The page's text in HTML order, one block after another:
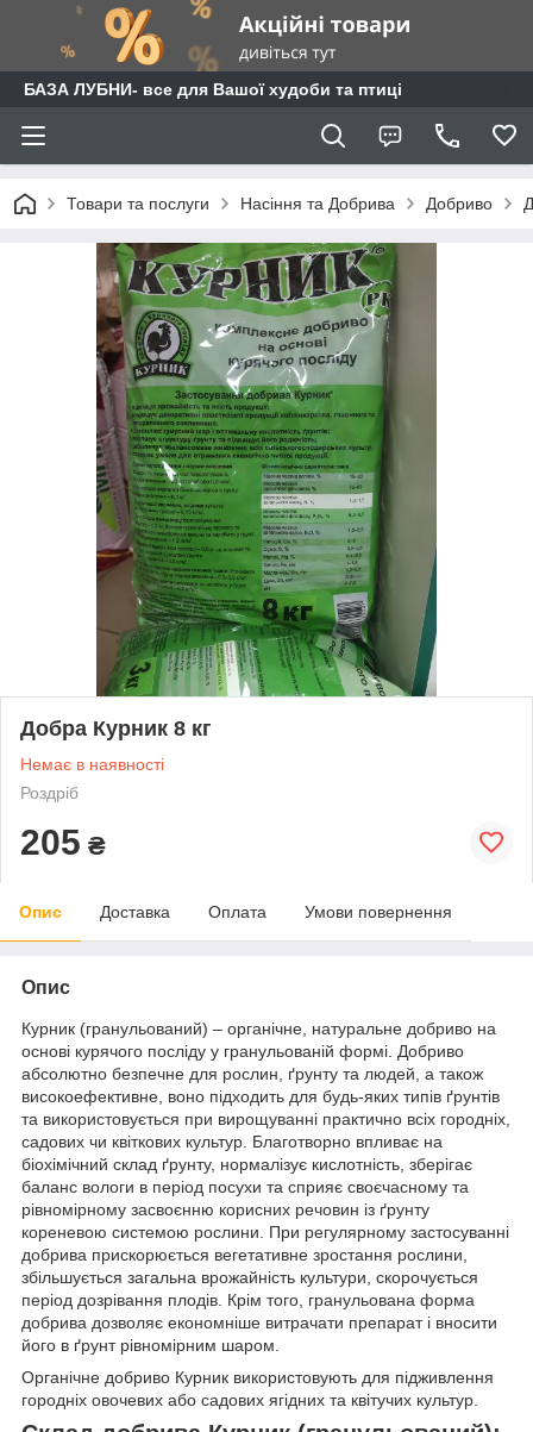
БАЗА ЛУБНИ- все для Вашої худоби та птиці
Товари та послуги Насіння та Добрива Добриво
Добра Курник 8 кг
Немає в наявності
Роздріб
205 ₴
Опис Доставка Оплата Умови повернення
Опис
Курник (гранульований) – органічне, натуральне добриво на
основі курячого посліду у гранульованій формі. Добриво
абсолютно безпечне для рослин, ґрунту та людей, а також
високоефективне, воно підходить для будь-яких типів ґрунтів
та використовується при вирощуванні практично всіх городніх,
садових чи квіткових культур. Благотворно впливає на
біохімічний склад ґрунту, нормалізує кислотність, зберігає
баланс вологи в період посухи та сприяє своєчасному та
рівномірному засвоєнню корисних речовин із ґрунту
кореневою системою рослини. При регулярному застосуванні
добрива прискорюється вегетативне зростання рослини,
збільшується загальна врожайність культури, скорочується
період дозрівання плодів. Крім того, гранульована форма
добрива дозволяє економніше витрачати препарат і вносити
його в ґрунт рівномірним шаром.
Органічне добриво Курник використовують для підживлення
городніх овочевих або садових ягідних та квітучих культур.